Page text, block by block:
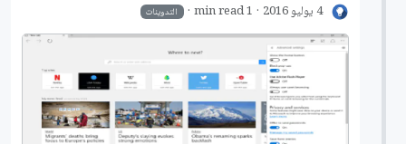
4 يوليو 2016 1 min read التدوينات